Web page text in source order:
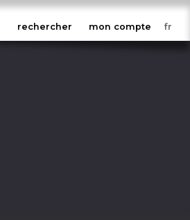
rechercher mon compte